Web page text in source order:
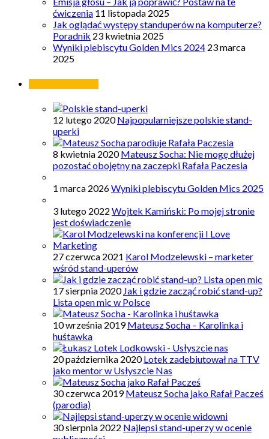
ćwiczenia 11 listopada 2025
Jak oglądać występy standuperów na komputerze?
Poradnik 23 kwietnia 2025
Wyniki plebiscytu Golden Mics 2024 23 marca
2025
12 lutego 2020 Najpopularniejsze polskie stand-
uperki
8 kwietnia 2020 Mateusz Socha: Nie mogę dłużej
pozostać obojętny na zaczepki Rafała Paczesia
1 marca 2026Wyniki plebiscytu Golden Mics 2025
3 lutego 2022 Wojtek Kamiński: Po mojej stronie
jest doświadczenie
27 czerwca 2021 Karol Modzelewski – marketer
wśród stand-uperów
17 sierpnia 2020 Jak i gdzie zacząć robić stand-up?
Lista open mic w Polsce
10 września 2019 Mateusz Socha – Karolinka i
huśtawka
20 października 2020 Lotek zadebiutował na TTV
jako mentor w Usłyszcie Nas
30 czerwca 2019 Mateusz Socha jako Rafał Pacześ
(parodia)
30 sierpnia 2022 Najlepsi stand-uperzy w ocenie